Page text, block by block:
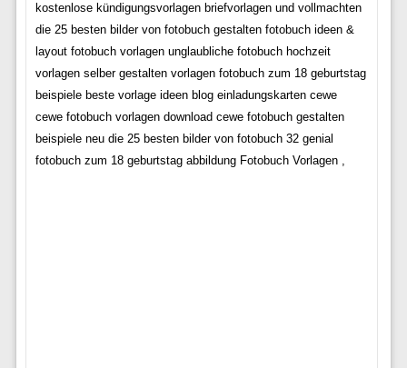
kostenlose kündigungsvorlagen briefvorlagen und vollmachten
die 25 besten bilder von fotobuch gestalten fotobuch ideen &
layout fotobuch vorlagen unglaubliche fotobuch hochzeit
vorlagen selber gestalten vorlagen fotobuch zum 18 geburtstag
beispiele beste vorlage ideen blog einladungskarten cewe
cewe fotobuch vorlagen download cewe fotobuch gestalten
beispiele neu die 25 besten bilder von fotobuch 32 genial
fotobuch zum 18 geburtstag abbildung Fotobuch Vorlagen ,